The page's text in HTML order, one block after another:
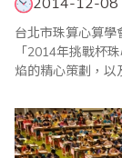
台北市珠算心算
「2014年挑戰杯
焰的精心策劃，
功。 大會開始進行選手宣誓，李庭彣同學帶領選手宣誓恪遵比賽規
則並服從裁判長之
般的心算比賽很少